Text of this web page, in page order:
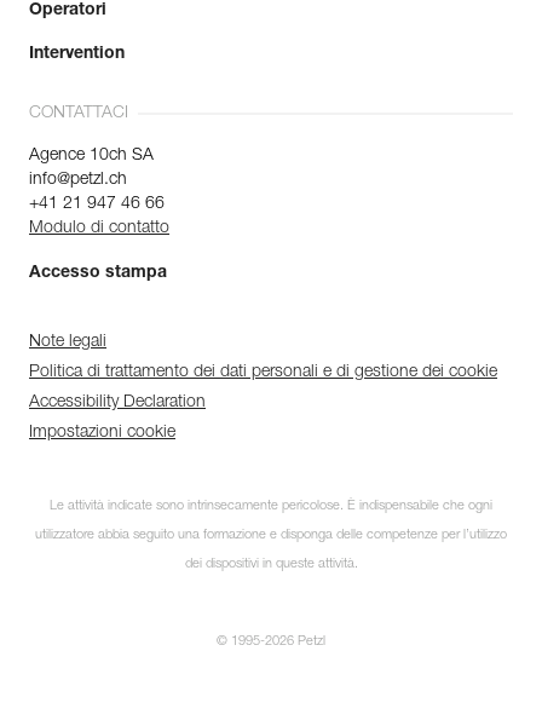
Operatori
Intervention
CONTATTACI
Agence 10ch SA
info@petzl.ch
+41 21 947 46 66
Modulo di contatto
Accesso stampa
Note legali
Politica di trattamento dei dati personali e di gestione dei cookie
Accessibility Declaration
Impostazioni cookie
Le attività indicate sono intrinsecamente pericolose. È indispensabile che ogni
utilizzatore abbia seguito una formazione e disponga delle competenze per l’utilizzo
dei dispositivi in queste attività.
© 1995-2026 Petzl